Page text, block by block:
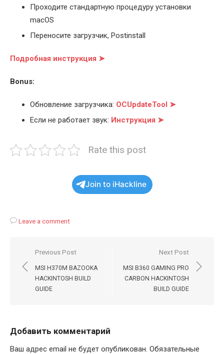
Проходите стандартную процедуру установки
macOS
Переносите загрузчик, Postinstall
Подробная инструкция ➤
Bonus:
Обновление загрузчика: OCUpdateTool ➤
Если не работает звук: Инструкция ➤
Rate this post
Join to iHackline
Leave a comment
Навигация
по
записям
Previous Post
MSI H370M BAZOOKA
HACKINTOSH BUILD
GUIDE
Next Post
MSI B360 GAMING PRO
CARBON HACKINTOSH
BUILD GUIDE
Добавить комментарий
Ваш адрес email не будет опубликован. Обязательные